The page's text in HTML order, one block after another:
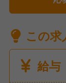
この求
給与